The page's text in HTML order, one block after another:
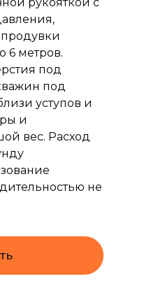
6 метров.
под
под
уступов и
и
вес. Расход
не